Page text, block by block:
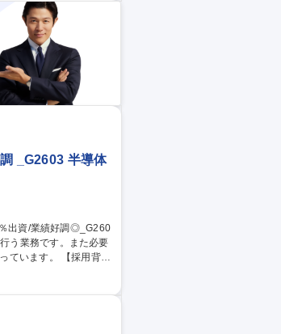
主催し情報共有を推
向け
_G2603 半導体
。 【採用背
模の拡大を推し進め